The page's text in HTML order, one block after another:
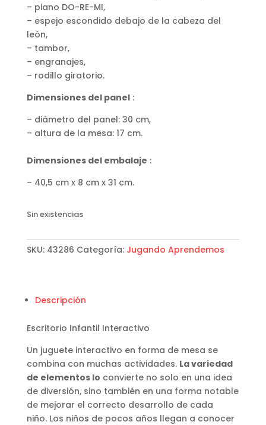
– piano DO-RE-MI,
– espejo escondido debajo de la cabeza del
león,
– tambor,
– engranajes,
– rodillo giratorio.
Dimensiones del panel:
– diámetro del panel: 30 cm,
– altura de la mesa: 17 cm.
Dimensiones del embalaje :
– 40,5 cm x 8 cm x 31 cm.
Sin existencias
SKU: 43286 Categoría: Jugando Aprendemos
Descripción
Escritorio Infantil Interactivo
Un juguete interactivo en forma de mesa se
combina con muchas actividades. La variedad
de elementos lo convierte no solo en una idea
de diversión, sino también en una forma notable
de mejorar el correcto desarrollo de cada
niño. Los niños de pocos años llegan a conocer